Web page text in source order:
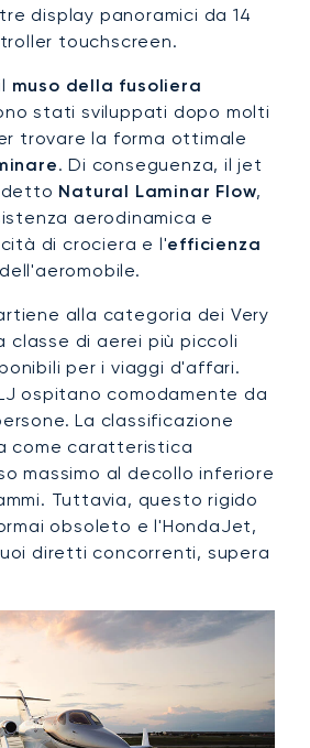
display panoramici da 14
touchscreen.
muso della fusoliera
stati sviluppati dopo molti
trovare la forma ottimale
. Di conseguenza, il jet
Natural Laminar Flow,
aerodinamica e
di crociera e l'efficienza
dell'aeromobile.
alla categoria dei Very
classe di aerei più piccoli
per i viaggi d'affari.
ospitano comodamente da
La classificazione
come caratteristica
massimo al decollo inferiore
Tuttavia, questo rigido
obsoleto e l'HondaJet,
diretti concorrenti, supera